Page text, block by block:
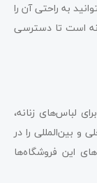
به راحتی آن را
است تا دسترسی
لباس‌های زنانه،
و بین‌المللی را در
این فروشگاه‌ها